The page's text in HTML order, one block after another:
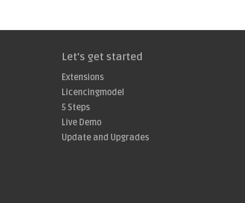
Let's get started
Extensions
Licencingmodel
5 Steps
Live Demo
Update and Upgrades